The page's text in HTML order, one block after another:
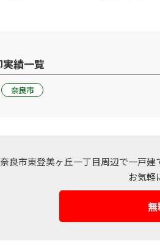
績一覧
奈良市
奈良市東登美ヶ丘一丁目周辺で一戸建
お気軽
無